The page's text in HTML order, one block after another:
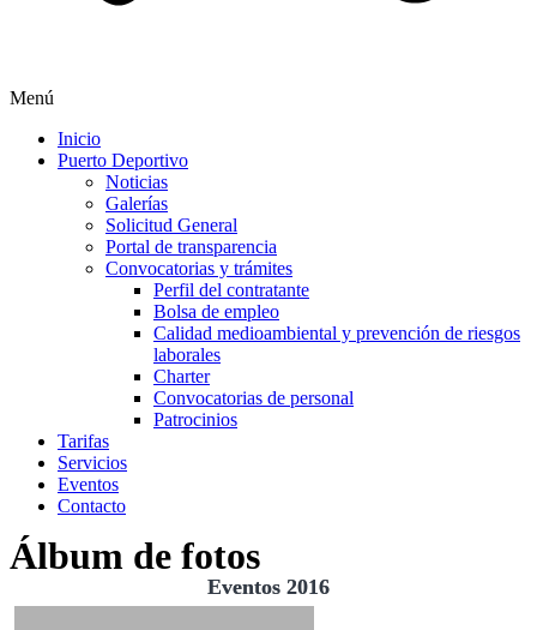
Menú
Inicio
Puerto Deportivo
Noticias
Galerías
Solicitud General
Portal de transparencia
Convocatorias y trámites
Perfil del contratante
Bolsa de empleo
Calidad medioambiental y prevención de riesgos
laborales
Charter
Convocatorias de personal
Patrocinios
Tarifas
Servicios
Eventos
Contacto
Álbum de fotos
Eventos 2016